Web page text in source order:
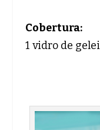
Cobertura:
1 vidro de